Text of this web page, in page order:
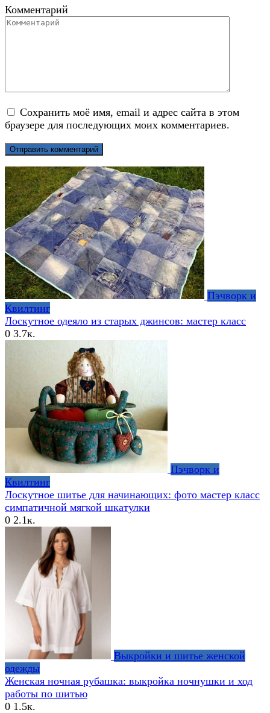
Комментарий
Сохранить моё имя, email и адрес сайта в этом
браузере для последующих моих комментариев.
Пэчворк и
Квилтинг
Лоскутное одеяло из старых джинсов: мастер класс
0 3.7к.
Пэчворк и
Квилтинг
Лоскутное шитье для начинающих: фото мастер класс
симпатичной мягкой шкатулки
0 2.1к.
Выкройки и шитье женской
одежды
Женская ночная рубашка: выкройка ночнушки и ход
работы по шитью
0 1.5к.